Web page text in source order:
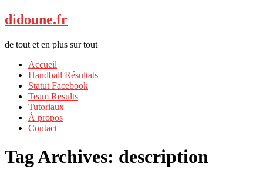
didoune.fr
de tout et en plus sur tout
Accueil
Handball Résultats
Statut Facebook
Team Results
Tutoriaux
À propos
Contact
Tag Archives: description